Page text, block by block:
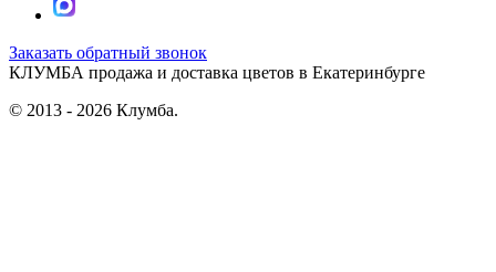
Заказать обратный звонок
КЛУМБА продажа и доставка цветов в Екатеринбурге
© 2013 - 2026 Клумба.